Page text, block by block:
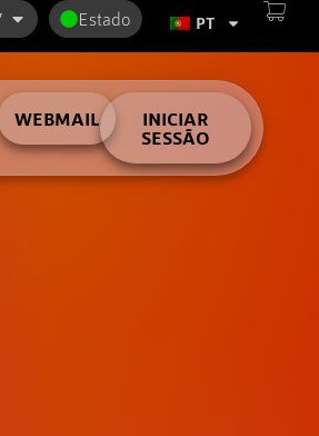
Estado PT
WEBMAIL
INICIAR
SESSÃO